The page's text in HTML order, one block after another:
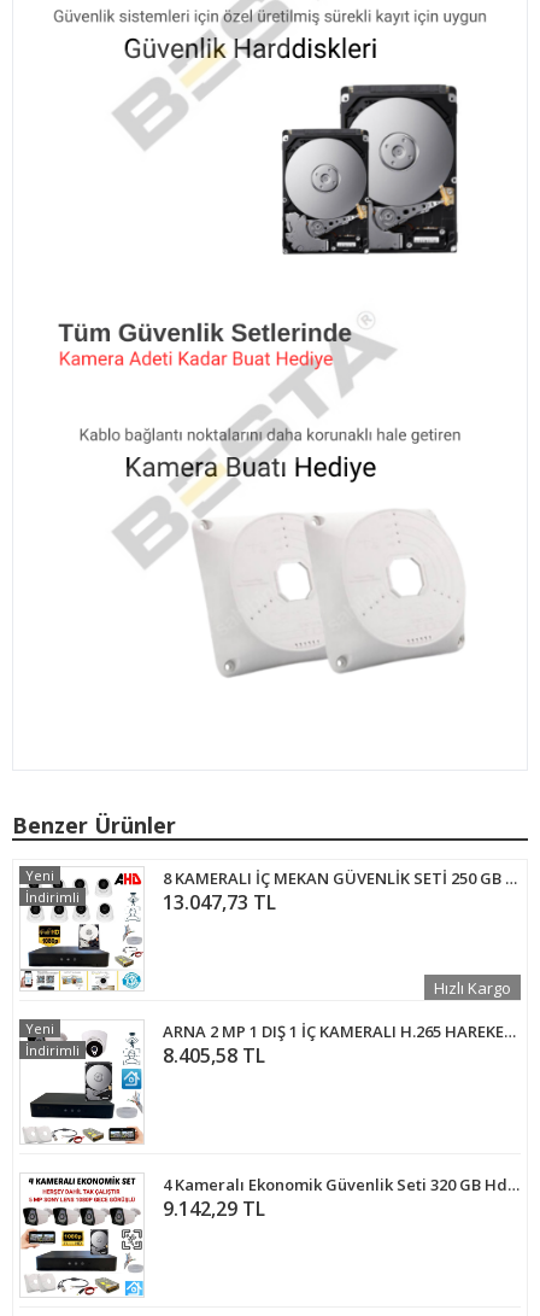
Benzer Ürünler
8 KAMERALI İÇ MEKAN GÜVENLİK SETİ 250 GB HDD DAHİL - 82250D
13.047,73 TL
Yeni
İndirimli
Hızlı Kargo
ARNA 2 MP 1 DIŞ 1 İÇ KAMERALI H.265 HAREKET ALGILAMA ÖZELLİKLİ 1 TB HDD DAHİL KAMERA SİSTEMİ - ST2111L
8.405,58 TL
Yeni
İndirimli
4 Kameralı Ekonomik Güvenlik Seti 320 GB Hdd Dahil Tak Çalıştır
9.142,29 TL